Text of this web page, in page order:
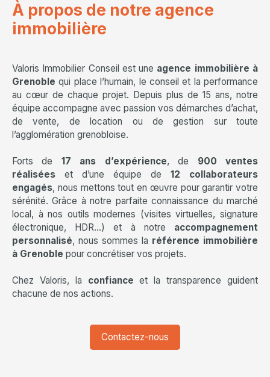
À propos de notre agence
immobilière
Valoris Immobilier Conseil est une agence immobilière à
Grenoble qui place l’humain, le conseil et la performance
au cœur de chaque projet. Depuis plus de 15 ans, notre
équipe accompagne avec passion vos démarches d’achat,
de vente, de location ou de gestion sur toute
l’agglomération grenobloise.
Forts de 17 ans d’expérience, de 900 ventes
réalisées et d’une équipe de 12 collaborateurs
engagés, nous mettons tout en œuvre pour garantir votre
sérénité. Grâce à notre parfaite connaissance du marché
local, à nos outils modernes (visites virtuelles, signature
électronique, HDR…) et à notre accompagnement
personnalisé, nous sommes la référence immobilière
à Grenoble pour concrétiser vos projets.
Chez Valoris, la confiance et la transparence guident
chacune de nos actions.
Contactez-nous